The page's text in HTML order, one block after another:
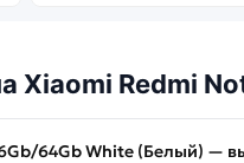
Xiaomi Redmi
64Gb White (Белый) —